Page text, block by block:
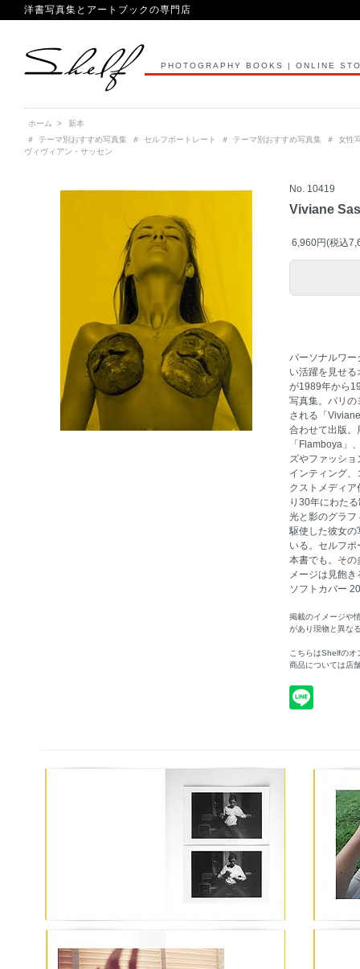
洋書写真集とアートブックの専門店
PHOTOGRAPHY BOOKS | ONLINE
ホーム >
新本
＃
テーマ別おすすめ写真集＃ セルフポートレート ＃ テーマ別おすすめ写真集＃
女性
ヴィヴィアン・サッセン
No. 10419
Viviane
6,960円(税込
パーソナルワー
い活躍を見せ
が1989年から
写真集。パリ
される「
合わせて出版
「Flamboya」
ズやファッシ
インティング
クストメディ
り30年にわた
光と影のグラフ
駆使した彼女の
いる。セルフ
本書でも。その
メージは見飽
ソフトカバー
掲載のイメージや
があり現物と異な
こちらはShelfのオ
商品については店